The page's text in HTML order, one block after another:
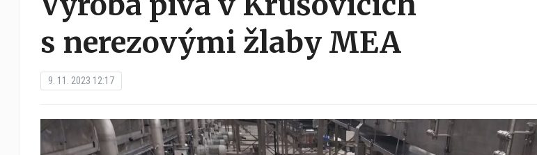
s nerezovými žlaby MEA
9. 11. 2023 12:17